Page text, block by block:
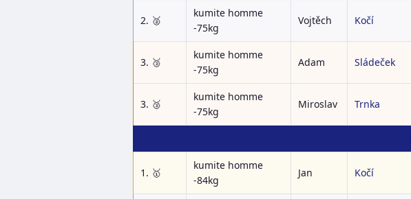
2. 🥈
kumite homme
-75kg
Vojtěch Kočí
3. 🥉
kumite homme
-75kg
Adam Sládeček
3. 🥉
kumite homme
-75kg
Miroslav Trnka
1. 🥇
kumite homme
-84kg
Jan Kočí